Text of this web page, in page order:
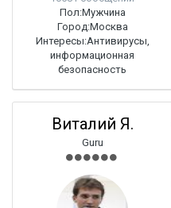
Пол:Мужчина
Город:Москва
Интересы:Антивирусы,
информационная
безопасность
Виталий Я.
Guru